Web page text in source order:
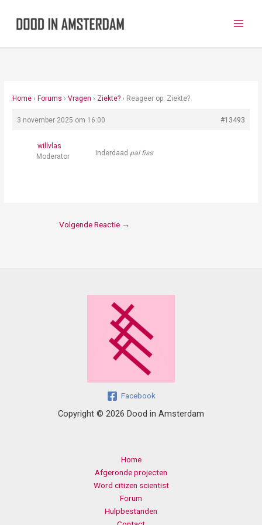
Home › Forums › Vragen › Ziekte? › Reageer op: Ziekte?
3 november 2025 om 16:00 #13493
willvlas
Moderator
Inderdaad pal fiss
Volgende Reactie →
Facebook
Copyright © 2026 Dood in Amsterdam
Home
Afgeronde projecten
Word citizen scientist
Forum
Hulpbestanden